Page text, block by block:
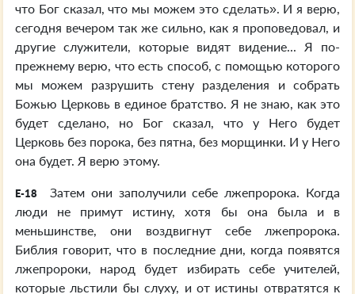
что Бог сказал, что мы можем это сделать». И я верю,
сегодня вечером так же сильно, как я проповедовал, и
другие служители, которые видят видение... Я по-
прежнему верю, что есть способ, с помощью которого
мы можем разрушить стену разделения и собрать
Божью Церковь в единое братство. Я не знаю, как это
будет сделано, но Бог сказал, что у Него будет
Церковь без порока, без пятна, без морщинки. И у Него
она будет. Я верю этому.
E-18
Затем они заполучили себе лжепророка. Когда
люди не примут истину, хотя бы она была и в
меньшинстве, они воздвигнут себе лжепророка.
Библия говорит, что в последние дни, когда появятся
лжепророки, народ будет избирать себе учителей,
которые льстили бы слуху, и от истины отвратятся к